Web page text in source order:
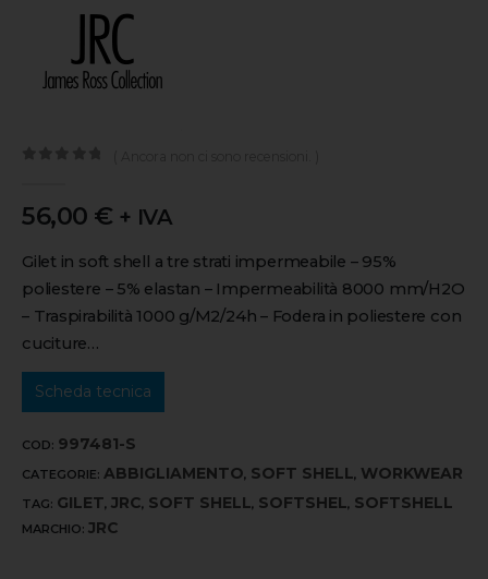
56,00 € + IVA
Gilet in soft shell a tre strati impermeabile – 95%
poliestere – 5% elastan – Impermeabilità 8000 mm/H2O
– Traspirabilità 1000 g/M2/24h – Fodera in poliestere con
cuciture…
Scheda tecnica
COD: 997481-S
CATEGORIE: ABBIGLIAMENTO, SOFT SHELL, WORKWEAR
TAG: GILET, JRC, SOFT SHELL, SOFTSHEL, SOFTSHELL
MARCHIO: JRC